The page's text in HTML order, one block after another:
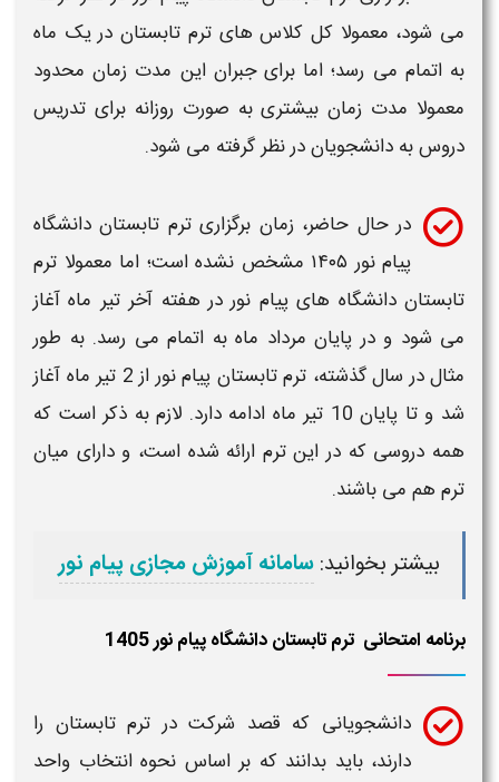
می شود، معمولا کل کلاس هایترم تابستاندر یک ماه
به اتمام می رسد؛ اما برای جبران این مدت زمان محدود
معمولا مدت زمان بیشتری به صورت روزانه برای تدریس
دروس به دانشجویان در نظر گرفته می شود.
در حال حاضر، زمان برگزاری ترم تابستان دانشگاه
پیام نور ۱۴۰۵
مشخص نشده است؛ اما معمولا ترم
تابستان دانشگاه های پیام نوردر هفته آخر تیر ماه آغاز
می شود و در پایان مرداد ماه به اتمام می رسد. به طور
مثال در سال گذشته، ترم تابستان پیام نور
از 2 تیر ماه آغاز
شد و تا پایان 10 تیر ماه ادامه دارد. لازم به ذکر است که
همه دروسی که در اینترم ارائه شده است، و دارای میان
ترم هم می باشند.
بیشتر بخوانید:سامانه آموزش مجازی پیام نور
برنامه امتحانی ترم تابستان دانشگاه پیام نور 1405
دانشجویانی که قصد شرکت درترم تابستان را
دارند، باید بدانند که بر اساس نحوه انتخاب واحد